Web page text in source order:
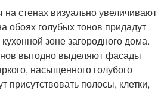
стенах визуально увеличивают
обоях голубых тонов придадут
зоне загородного дома.
выгодно выделяют фасады
насыщенного голубого
присутствовать полосы, клетки,